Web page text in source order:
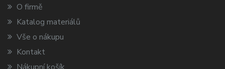
O firmě
Katalog materiálů
Vše o nákupu
Kontakt